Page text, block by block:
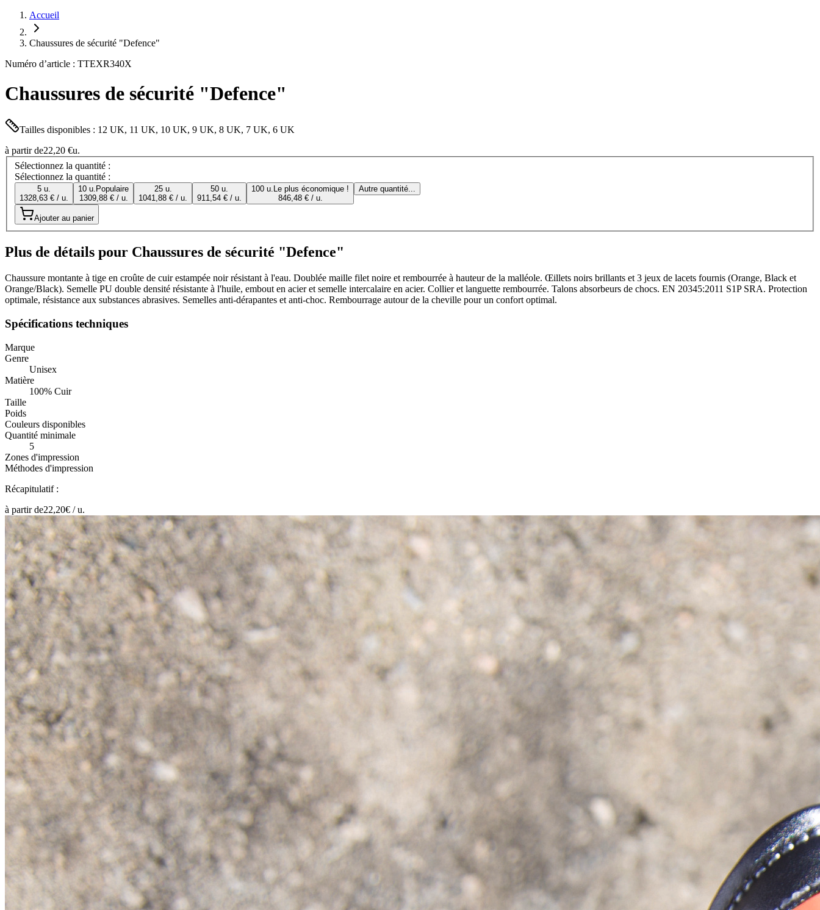
Accueil
Chaussures de sécurité "Defence"
Numéro d’article : TTEXR340X
Chaussures de sécurité "Defence"
Tailles disponibles : 12 UK, 11 UK, 10 UK, 9 UK, 8 UK, 7 UK, 6 UK
à partir de22,20 €u.
Sélectionnez la quantité :
Sélectionnez la quantité :
5 u.
1328,63 € / u.
10 u. Populaire
1309,88 € / u.
25 u.
1041,88 € / u.
50 u.
911,54 € / u.
100 u. Le plus économique !
846,48 € / u.
Autre quantité...
Ajouter au panier
Plus de détails pour Chaussures de sécurité "Defence"
Chaussure montante à tige en croûte de cuir estampée noir résistant à l'eau. Doublée maille filet noire et rembourrée à hauteur de la malléole. Œillets noirs brillants et 3 jeux de lacets fournis (Orange, Black et
Orange/Black). Semelle PU double densité résistante à l'huile, embout en acier et semelle intercalaire en acier. Collier et languette rembourrée. Talons absorbeurs de chocs. EN 20345:2011 S1P SRA. Protection
optimale, résistance aux substances abrasives. Semelles anti-dérapantes et anti-choc. Rembourrage autour de la cheville pour un confort optimal.
Spécifications techniques
Marque
Genre
Unisex
Matière
100% Cuir
Taille
Poids
Couleurs disponibles
Quantité minimale
5
Zones d'impression
Méthodes d'impression
Récapitulatif :
à partir de22,20€ /u.